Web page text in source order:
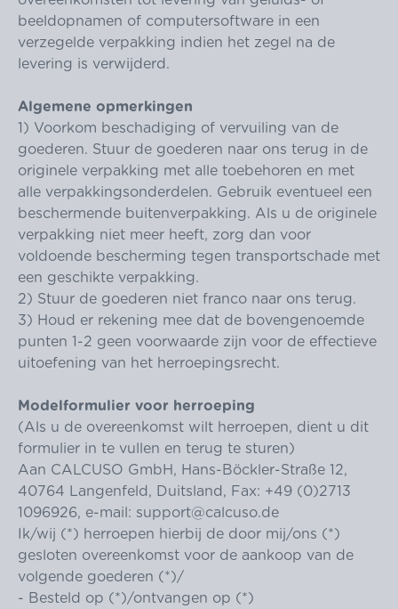
beeldopnamen of computersoftware in een
verzegelde verpakking indien het zegel na de
levering is verwijderd.
Algemene opmerkingen
1) Voorkom beschadiging of vervuiling van de
goederen. Stuur de goederen naar ons terug in de
originele verpakking met alle toebehoren en met
alle verpakkingsonderdelen. Gebruik eventueel een
beschermende buitenverpakking. Als u de originele
verpakking niet meer heeft, zorg dan voor
voldoende bescherming tegen transportschade met
een geschikte verpakking.
2) Stuur de goederen niet franco naar ons terug.
3) Houd er rekening mee dat de bovengenoemde
punten 1-2 geen voorwaarde zijn voor de effectieve
uitoefening van het herroepingsrecht.
Modelformulier voor herroeping
(Als u de overeenkomst wilt herroepen, dient u dit
formulier in te vullen en terug te sturen)
Aan CALCUSO GmbH, Hans-Böckler-Straße 12,
40764 Langenfeld, Duitsland, Fax: +49 (0)2713
1096926, e-mail: support@calcuso.de
Ik/wij (*) herroepen hierbij de door mij/ons (*)
gesloten overeenkomst voor de aankoop van de
volgende goederen (*)/
- Besteld op (*)/ontvangen op (*)